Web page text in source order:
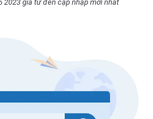
2023 giá từ đến cập nhập mới nhất